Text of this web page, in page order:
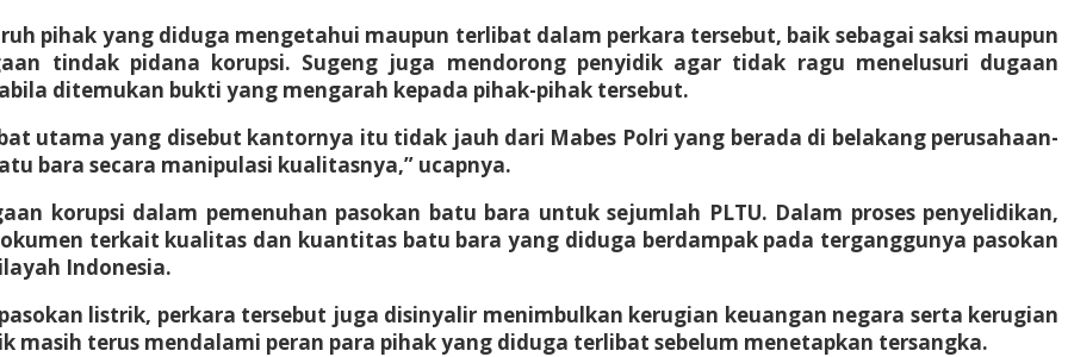
pihak yang diduga mengetahui maupun terlibat dalam perkara tersebut, baik sebagai saksi maupun
tindak pidana korupsi. Sugeng juga mendorong penyidik agar tidak ragu menelusuri dugaan
ditemukan bukti yang mengarah kepada pihak-pihak tersebut.
utama yang disebut kantornya itu tidak jauh dari Mabes Polri yang berada di belakang perusahaan-
bara secara manipulasi kualitasnya,” ucapnya.
korupsi dalam pemenuhan pasokan batu bara untuk sejumlah PLTU. Dalam proses penyelidikan,
terkait kualitas dan kuantitas batu bara yang diduga berdampak pada terganggunya pasokan
Indonesia.
listrik, perkara tersebut juga disinyalir menimbulkan kerugian keuangan negara serta kerugian
masih terus mendalami peran para pihak yang diduga terlibat sebelum menetapkan tersangka.